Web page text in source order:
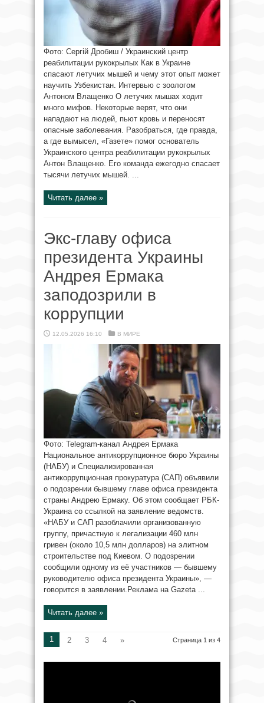
Фото: Сергій Дробиш / Украинский центр
реабилитации рукокрылых Как в Украине
спасают летучих мышей и чему этот опыт может
научить Узбекистан. Интервью с зоологом
Антоном Влащенко О летучих мышах ходит
много мифов. Некоторые верят, что они
нападают на людей, пьют кровь и переносят
опасные заболевания. Разобраться, где правда,
а где вымысел, «Газете» помог основатель
Украинского центра реабилитации рукокрылых
Антон Влащенко. Его команда ежегодно спасает
тысячи летучих мышей. ...
Читать далее »
Экс-главу офиса
президента Украины
Андрея Ермака
заподозрили в
коррупции
12.05.2026 16:10 В МИРЕ
Фото: Telegram-канал Андрея Ермака
Национальное антикоррупционное бюро Украины
(НАБУ) и Специализированная
антикоррупционная прокуратура (САП) объявили
о подозрении бывшему главе офиса президента
страны Андрею Ермаку. Об этом сообщает РБК-
Украина со ссылкой на заявление ведомств.
«НАБУ и САП разоблачили организованную
группу, причастную к легализации 460 млн
гривен (около 10,5 млн долларов) на элитном
строительстве под Киевом. О подозрении
сообщили одному из её участников — бывшему
руководителю офиса президента Украины», —
говорится в заявлении.Реклама на Gazeta ...
Читать далее »
Страница 1 из 4
1 2 3 4 »